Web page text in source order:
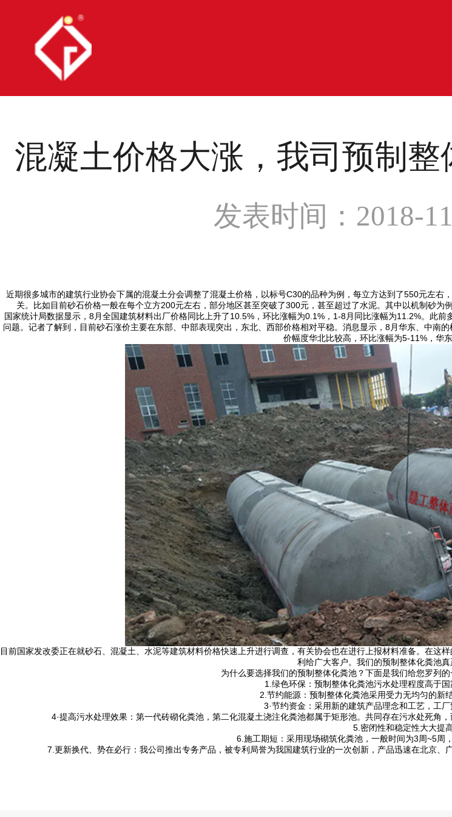
混凝土价格大涨，我司预制整
发表时间：2018-
近期很多城市的建筑行业协会下属的混凝土分会调整了混凝土价格，以标号C30的品种为例，每立方达到了550元左
关。比如目前砂石价格一般在每个立方200元左右，部分地区甚至突破了300元，甚至超过了水泥。其中以机制砂
国家统计局数据显示，8月全国建筑材料出厂价格同比上升了10.5%，环比涨幅为0.1%，1-8月同比涨幅为11.2%。此
问题。记者了解到，目前砂石涨价主要在东部、中部表现突出，东北、西部价格相对平稳。消息显示，8月华东、中
价幅度华北比较高，环比涨幅为5-11%，华
目前国家发改委正在就砂石、混凝土、水泥等建筑材料价格快速上升进行调查，有关协会也在进行上报材料准备。在这
利给广大客户。我们的预制整体化粪池真
为什么要选择我们的预制整体化粪池？下面是我们给您罗列
1.绿色环保：预制整体化粪池污水处理程度高于国
2.节约能源：预制整体化粪池采用受力无均匀的新
3·节约资金：采用新的建筑产品理念和工艺，工厂
4·提高污水处理效果：第一代砖砌化粪池，第二化混凝土浇注化粪池都属于矩形池。共同存在污水处死角
5.密闭性和稳定性大大提高
6.施工期短：采用现场砌筑化粪池，一般时间为3周~5周
7.更新换代、势在必行：我公司推出专务产品，被专利局誉为我国建筑行业的一次创新，产品迅速在北京、